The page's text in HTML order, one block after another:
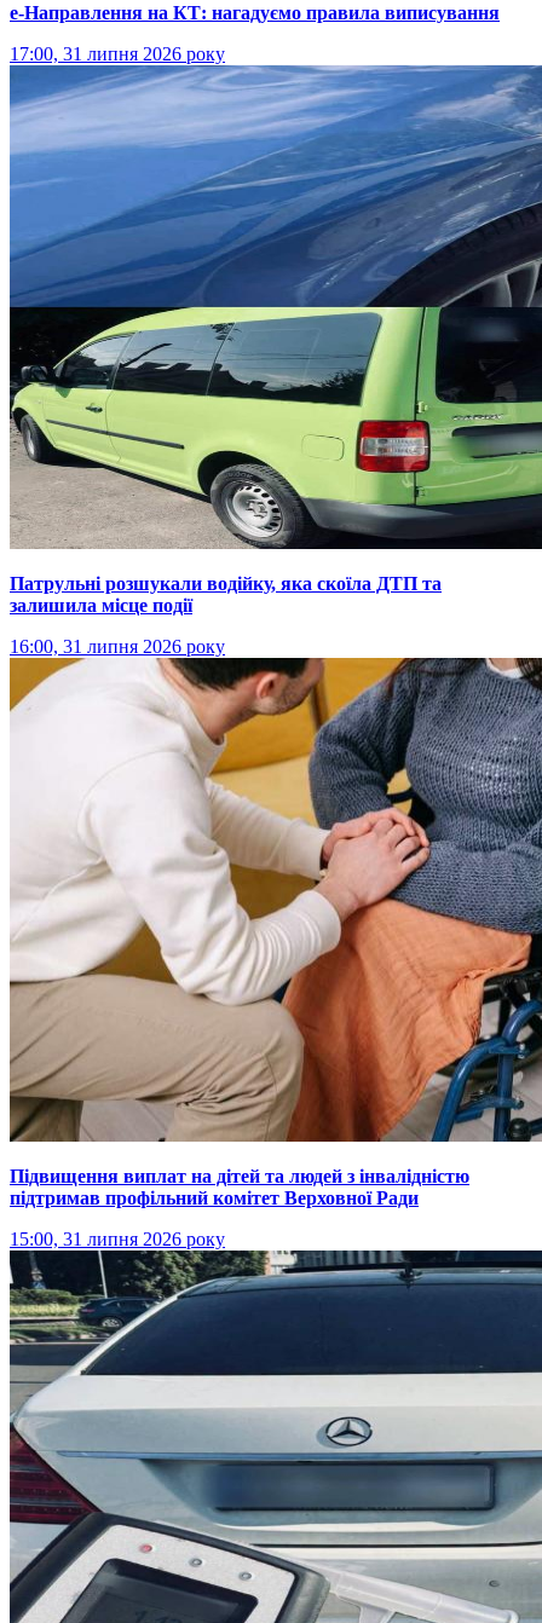
е-Направлення на КТ: нагадуємо правила виписування
17:00, 31 липня 2026 року
Патрульні розшукали водійку, яка скоїла ДТП та
залишила місце події
16:00, 31 липня 2026 року
Підвищення виплат на дітей та людей з інвалідністю
підтримав профільний комітет Верховної Ради
15:00, 31 липня 2026 року